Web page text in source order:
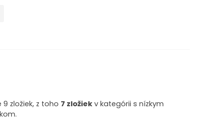
zložiek, z toho 7 zložiek v kategórii s nízkym